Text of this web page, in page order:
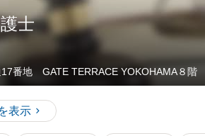
士
番地 GATE TERRACE YOKOHAMA８階
表示